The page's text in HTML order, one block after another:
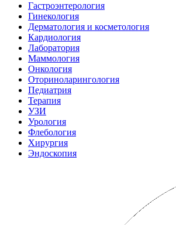
Гастроэнтерология
Гинекология
Дерматология и косметология
Кардиология
Лаборатория
Маммология
Онкология
Оториноларингология
Педиатрия
Терапия
УЗИ
Урология
Флебология
Хирургия
Эндоскопия